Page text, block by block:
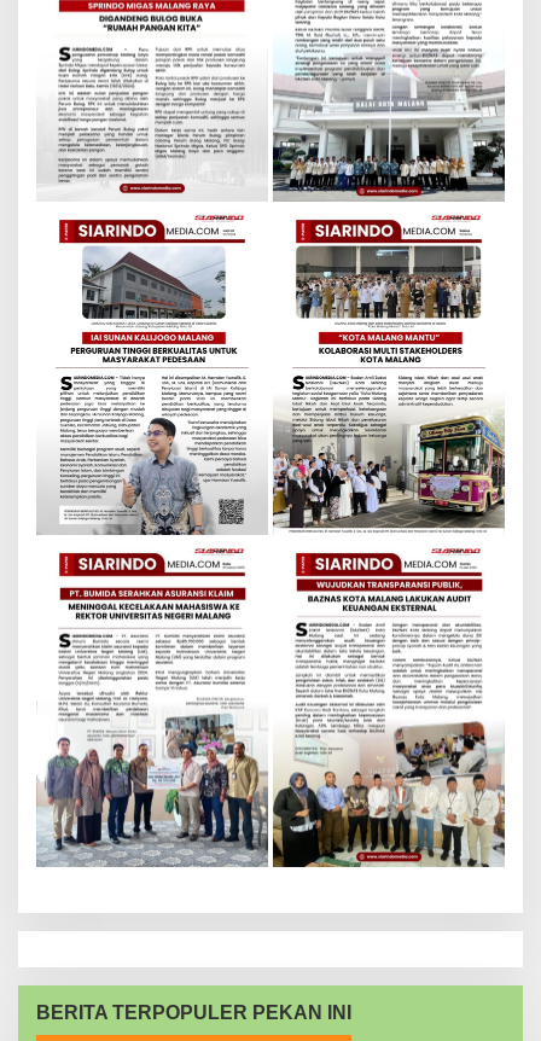
BERITA TERPOPULER PEKAN INI